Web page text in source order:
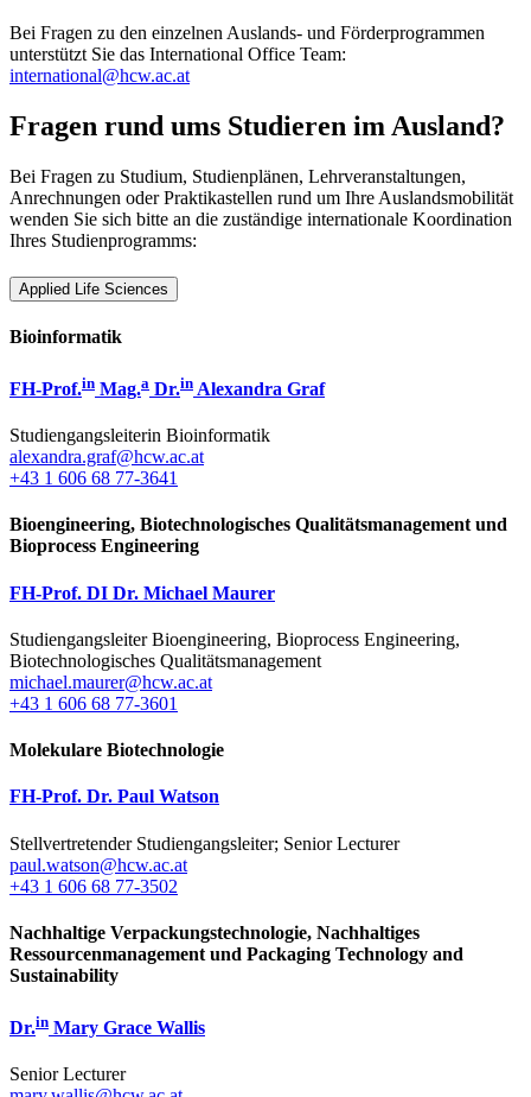
Bei Fragen zu den einzelnen Auslands- und Förderprogrammen
unterstützt Sie das International Office Team:
international@hcw.ac.at
Fragen rund ums Studieren im Ausland?
Bei Fragen zu Studium, Studienplänen, Lehrveranstaltungen,
Anrechnungen oder Praktikastellen rund um Ihre Auslandsmobilität
wenden Sie sich bitte an die zuständige internationale Koordination
Ihres Studienprogramms:
Applied Life Sciences
Bioinformatik
FH-Prof.in Mag.a Dr.in Alexandra Graf
Studiengangsleiterin Bioinformatik
alexandra.graf@hcw.ac.at
+43 1 606 68 77-3641
Bioengineering, Biotechnologisches Qualitätsmanagement und
Bioprocess Engineering
FH-Prof. DI Dr. Michael Maurer
Studiengangsleiter Bioengineering, Bioprocess Engineering,
Biotechnologisches Qualitätsmanagement
michael.maurer@hcw.ac.at
+43 1 606 68 77-3601
Molekulare Biotechnologie
FH-Prof. Dr. Paul Watson
Stellvertretender Studiengangsleiter; Senior Lecturer
paul.watson@hcw.ac.at
+43 1 606 68 77-3502
Nachhaltige Verpackungstechnologie, Nachhaltiges
Ressourcenmanagement und Packaging Technology and
Sustainability
Dr.in Mary Grace Wallis
Senior Lecturer